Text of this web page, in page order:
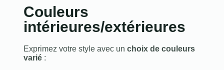
Couleurs
intérieures/extérieures
Exprimez votre style avec un choix de couleurs
varié: